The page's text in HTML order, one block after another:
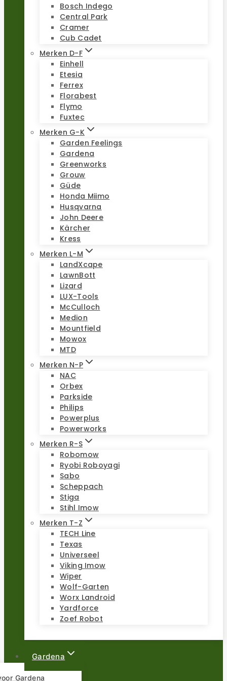
Bosch Indego
Central Park
Cramer
Cub Cadet
Merken D-F
Einhell
Etesia
Ferrex
Florabest
Flymo
Fuxtec
Merken G-K
Garden Feelings
Gardena
Greenworks
Grouw
Güde
Honda Miimo
Husqvarna
John Deere
Kärcher
Kress
Merken L-M
LandXcape
LawnBott
Lizard
LUX-Tools
McCulloch
Medion
Mountfield
Mowox
MTD
Merken N-P
NAC
Orbex
Parkside
Philips
Powerplus
Powerworks
Merken R-S
Robomow
Ryobi Roboyagi
Sabo
Scheppach
Stiga
Stihl Imow
Merken T-Z
TECH Line
Texas
Universeel
Viking Imow
Wiper
Wolf-Garten
Worx Landroid
Yardforce
Zoef Robot
Gardena
Gardena